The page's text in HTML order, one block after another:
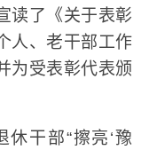
读了《关于表彰
人、老干部工作
为受表彰代表颁
干部“擦亮‘豫